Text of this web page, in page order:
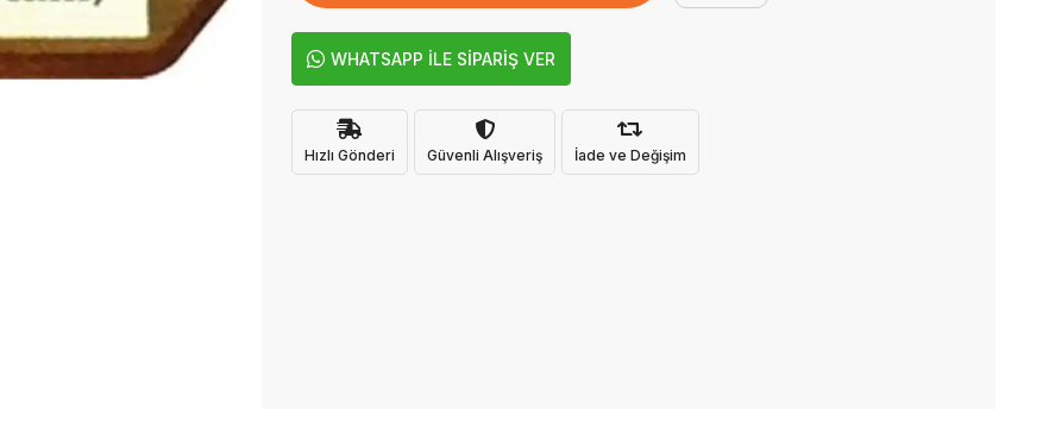
WHATSAPP İLE SİPARİŞ VER
Hızlı Gönderi Güvenli Alışveriş İade ve Değişim